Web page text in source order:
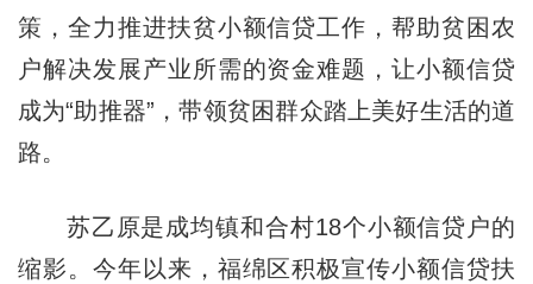
策，全力推进扶贫小额信贷工作，帮助贫困农
户解决发展产业所需的资金难题，让小额信贷
成为“助推器”，带领贫困群众踏上美好生活的道
路。
苏乙原是成均镇和合村18个小额信贷户的
缩影。今年以来，福绵区积极宣传小额信贷扶